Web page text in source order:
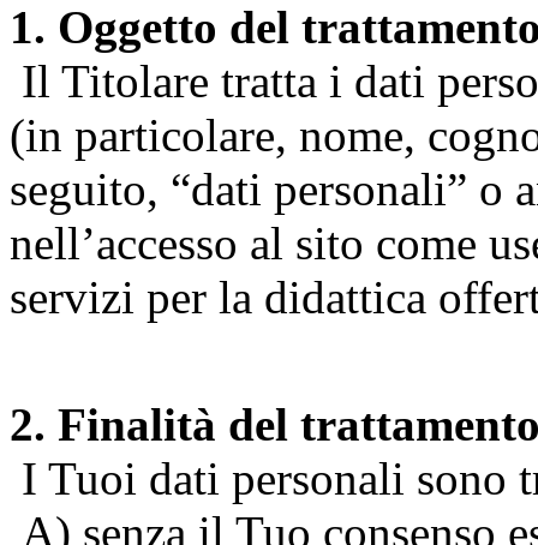
1. Oggetto del
Il Titolare tratta i dati
(in particolare, nome,
seguito, “dati personali” o
nell’accesso al sito come
servizi per la didattica
2. Finalità del
I Tuoi dati personali sono
A) senza il Tuo consenso